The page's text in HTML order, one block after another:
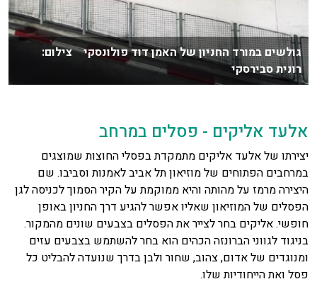
גולשים במורד החניון של האמן דוד פולונסקי צילום:
רונית סבירסקי
אלעד אליקים - פסלים במרחב
יצירתו של אלעד אליקים מתמקדת בפסלי החוצות שמוצגים
במרחבים הפתוחים של מוזיאון תל אביב לאמנות וסביבו. שם
היצירה מרמז על מהותה והיא ממוקמת על הקיר הסמוך לכניסה לגן
הפסלים של המוזיאון שאליו אפשר להגיע דרך החניון באופן
חופשי. אליקים בחר לצייר את הפסלים בצבעים שונים מהמקור.
בניגוד לגווני הברונזה הכהים הוא בחר להשתמש בצבעים עזים
ומנוגדים של אדום, צהוב, שחור ולבן בדרך שנועדה להבליט כל
פסל ואת הייחודיות שלו.